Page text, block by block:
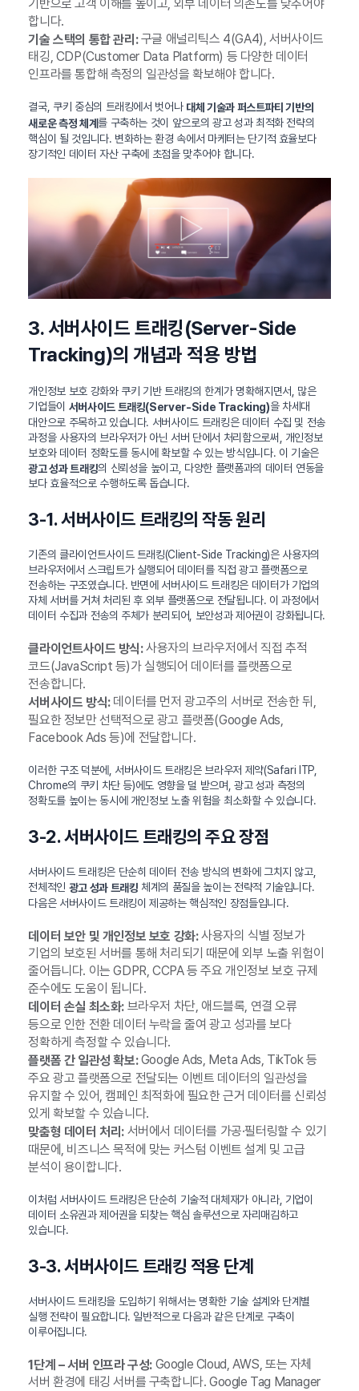
기반으로 고객 이해를 높이고, 외부 데이터 의존도를 낮추어야
합니다.
기술 스택의 통합 관리:구글 애널리틱스 4(GA4), 서버사이드
태깅, CDP(Customer Data Platform) 등 다양한 데이터
인프라를 통합해 측정의 일관성을 확보해야 합니다.
결국, 쿠키 중심의 트래킹에서 벗어나 대체 기술과 퍼스트파티 기반의
새로운 측정 체계 를 구축하는 것이 앞으로의 광고 성과 최적화 전략의
핵심이 될 것입니다. 변화하는 환경 속에서 마케터는 단기적 효율보다
장기적인 데이터 자산 구축에 초점을 맞추어야 합니다.
3. 서버사이드 트래킹(Server-Side
Tracking)의 개념과 적용 방법
개인정보 보호 강화와 쿠키 기반 트래킹의 한계가 명확해지면서, 많은
기업들이 서버사이드 트래킹(Server-Side Tracking)을 차세대
대안으로 주목하고 있습니다. 서버사이드 트래킹은 데이터 수집 및 전송
과정을 사용자의 브라우저가 아닌 서버 단에서 처리함으로써, 개인정보
보호와 데이터 정확도를 동시에 확보할 수 있는 방식입니다. 이 기술은
광고 성과 트래킹의 신뢰성을 높이고, 다양한 플랫폼과의 데이터 연동을
보다 효율적으로 수행하도록 돕습니다.
3-1. 서버사이드 트래킹의 작동 원리
기존의 클라이언트사이드 트래킹(Client-Side Tracking)은 사용자의
브라우저에서 스크립트가 실행되어 데이터를 직접 광고 플랫폼으로
전송하는 구조였습니다. 반면에 서버사이드 트래킹은 데이터가 기업의
자체 서버를 거쳐 처리된 후 외부 플랫폼으로 전달됩니다. 이 과정에서
데이터 수집과 전송의 주체가 분리되어, 보안성과 제어권이 강화됩니다.
클라이언트사이드 방식:사용자의 브라우저에서 직접 추적
코드(JavaScript 등)가 실행되어 데이터를 플랫폼으로
전송합니다.
서버사이드 방식:데이터를 먼저 광고주의 서버로 전송한 뒤,
필요한 정보만 선택적으로 광고 플랫폼(Google Ads,
Facebook Ads 등)에 전달합니다.
이러한 구조 덕분에, 서버사이드 트래킹은 브라우저 제약(Safari ITP,
Chrome의 쿠키 차단 등)에도 영향을 덜 받으며, 광고 성과 측정의
정확도를 높이는 동시에 개인정보 노출 위험을 최소화할 수 있습니다.
3-2. 서버사이드 트래킹의 주요 장점
서버사이드 트래킹은 단순히 데이터 전송 방식의 변화에 그치지 않고,
전체적인 광고 성과 트래킹 체계의 품질을 높이는 전략적 기술입니다.
다음은 서버사이드 트래킹이 제공하는 핵심적인 장점들입니다.
데이터 보안 및 개인정보 보호 강화:사용자의 식별 정보가
기업의 보호된 서버를 통해 처리되기 때문에 외부 노출 위험이
줄어듭니다. 이는 GDPR, CCPA 등 주요 개인정보 보호 규제
준수에도 도움이 됩니다.
데이터 손실 최소화:브라우저 차단, 애드블록, 연결 오류
등으로 인한 전환 데이터 누락을 줄여 광고 성과를 보다
정확하게 측정할 수 있습니다.
플랫폼 간 일관성 확보:Google Ads, Meta Ads, TikTok 등
주요 광고 플랫폼으로 전달되는 이벤트 데이터의 일관성을
유지할 수 있어, 캠페인 최적화에 필요한 근거 데이터를 신뢰성
있게 확보할 수 있습니다.
맞춤형 데이터 처리:서버에서 데이터를 가공·필터링할 수 있기
때문에, 비즈니스 목적에 맞는 커스텀 이벤트 설계 및 고급
분석이 용이합니다.
이처럼 서버사이드 트래킹은 단순히 기술적 대체재가 아니라, 기업이
데이터 소유권과 제어권을 되찾는 핵심 솔루션으로 자리매김하고
있습니다.
3-3. 서버사이드 트래킹 적용 단계
서버사이드 트래킹을 도입하기 위해서는 명확한 기술 설계와 단계별
실행 전략이 필요합니다. 일반적으로 다음과 같은 단계로 구축이
이루어집니다.
1단계 – 서버 인프라 구성:Google Cloud, AWS, 또는 자체
서버 환경에 태깅 서버를 구축합니다. Google Tag Manager